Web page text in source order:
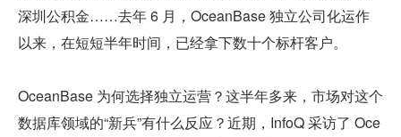
深圳公积金……去年 6 月，OceanBase 独立公司化运作
以来，在短短半年时间，已经拿下数十个标杆客户。
OceanBase 为何选择独立运营？这半年多来，市场对这个
数据库领域的“新兵”有什么反应？近期，InfoQ 采访了 Oce